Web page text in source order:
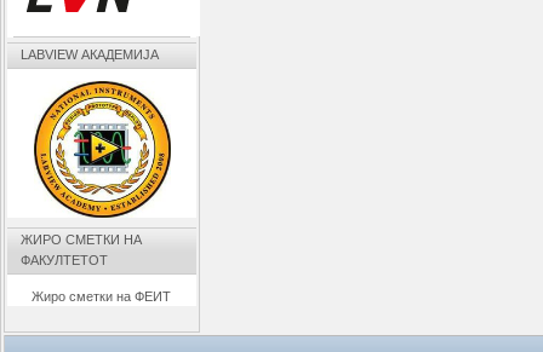
LABVIEW АКАДЕМИЈА
ЖИРО СМЕТКИ НА
ФАКУЛТЕТОТ
Жиро сметки на ФЕИТ